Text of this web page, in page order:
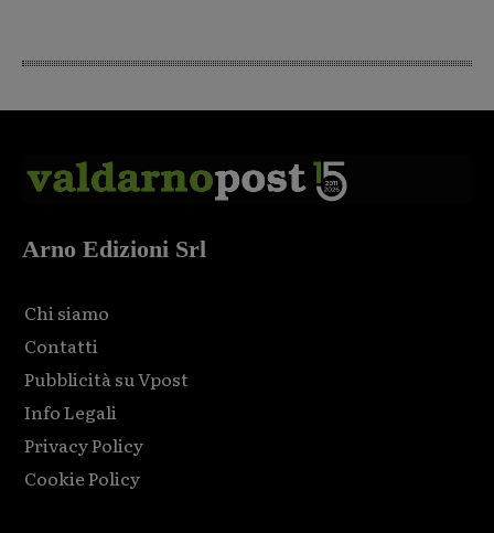
Arno Edizioni Srl
Chi siamo
Contatti
Pubblicità su Vpost
Info Legali
Privacy Policy
Cookie Policy